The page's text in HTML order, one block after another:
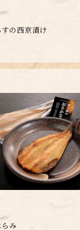
の西京漬け
み